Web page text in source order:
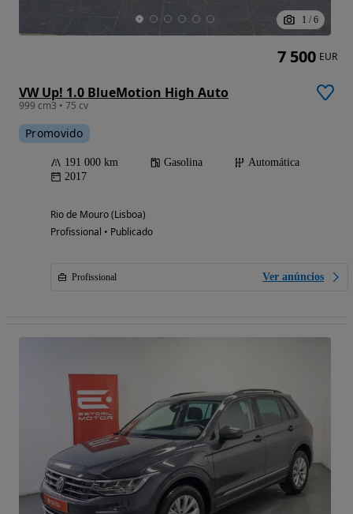
1 / 6
VW Up! 1.0 BlueMotion High Auto
999 cm3 • 75 cv
Promovido
191 000 km Gasolina
Automática
2017
Rio de Mouro (Lisboa)
Profissional • Publicado
Profissional Ver anúncios
7 500 EUR